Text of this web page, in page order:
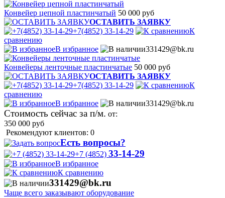
Конвейер цепной пластинчатый 50 000 руб
ОСТАВИТЬ ЗАЯВКУ
+7(4852) 33-14-29
К
сравнению
В избранное
331429@bk.ru
Конвейеры ленточные пластинчатые 50 000 руб
ОСТАВИТЬ ЗАЯВКУ
+7(4852) 33-14-29
К
сравнению
В избранное
331429@bk.ru
Стоимость сейчас за п/м. от:
350 000 руб
Рекомендуют клиентов: 0
Есть вопросы?
+7 (4852) 33-14-29
В избранное
К сравнению
331429@bk.ru
Чаще всего заказывают оборудование